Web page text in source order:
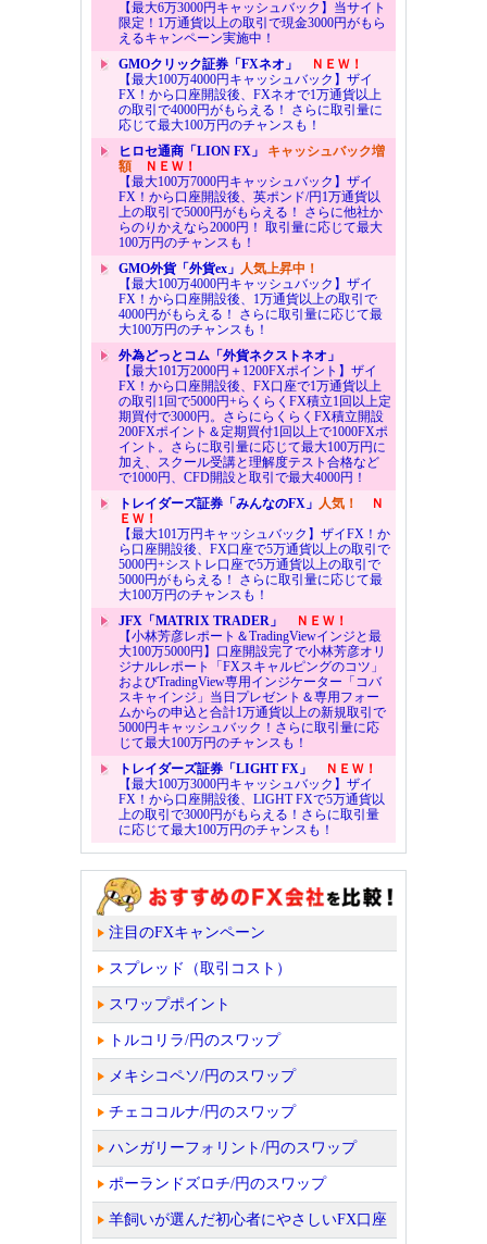
【最大6万3000円キャッシュバック】当サイト
限定！1万通貨以上の取引で現金3000円がもら
えるキャンペーン実施中！
GMOクリック証券「FXネオ」
ＮＥＷ！
【最大100万4000円キャッシュバック】ザイ
FX！から口座開設後、FXネオで1万通貨以上
の取引で4000円がもらえる！ さらに取引量に
応じて最大100万円のチャンスも！
ヒロセ通商「LION FX」 キャッシュバック増
額ＮＥＷ！
【最大100万7000円キャッシュバック】ザイ
FX！から口座開設後、英ポンド/円1万通貨以
上の取引で5000円がもらえる！ さらに他社か
らのりかえなら2000円！ 取引量に応じて最大
100万円のチャンスも！
GMO外貨「外貨ex」 人気上昇中！
【最大100万4000円キャッシュバック】ザイ
FX！から口座開設後、1万通貨以上の取引で
4000円がもらえる！ さらに取引量に応じて最
大100万円のチャンスも！
外為どっとコム「外貨ネクストネオ」
【最大101万2000円＋1200FXポイント】ザイ
FX！から口座開設後、FX口座で1万通貨以上
の取引1回で5000円+らくらくFX積立1回以上定
期買付で3000円。さらにらくらくFX積立開設
200FXポイント＆定期買付1回以上で1000FXポ
イント。さらに取引量に応じて最大100万円に
加え、スクール受講と理解度テスト合格など
で1000円、CFD開設と取引で最大4000円！
トレイダーズ証券「みんなのFX」 人気！
Ｎ
ＥＷ！
【最大101万円キャッシュバック】ザイFX！か
ら口座開設後、FX口座で5万通貨以上の取引で
5000円+シストレ口座で5万通貨以上の取引で
5000円がもらえる！ さらに取引量に応じて最
大100万円のチャンスも！
JFX「MATRIX TRADER」
ＮＥＷ！
【小林芳彦レポート＆TradingViewインジと最
大100万5000円】口座開設完了で小林芳彦オリ
ジナルレポート「FXスキャルピングのコツ」
およびTradingView専用インジケーター「コバ
スキャインジ」当日プレゼント＆専用フォー
ムからの申込と合計1万通貨以上の新規取引で
5000円キャッシュバック！さらに取引量に応
じて最大100万円のチャンスも！
トレイダーズ証券「LIGHT FX」
ＮＥＷ！
【最大100万3000円キャッシュバック】ザイ
FX！から口座開設後、LIGHT FXで5万通貨以
上の取引で3000円がもらえる！さらに取引量
に応じて最大100万円のチャンスも！
注目のFXキャンペーン
スプレッド（取引コスト）
スワップポイント
トルコリラ/円のスワップ
メキシコペソ/円のスワップ
チェココルナ/円のスワップ
ハンガリーフォリント/円のスワップ
ポーランドズロチ/円のスワップ
羊飼いが選んだ初心者にやさしいFX口座